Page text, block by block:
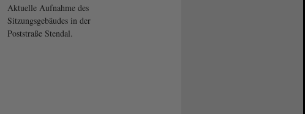
Aktuelle Aufnahme des
Sitzungsgebäudes in der
Poststraße Stendal.